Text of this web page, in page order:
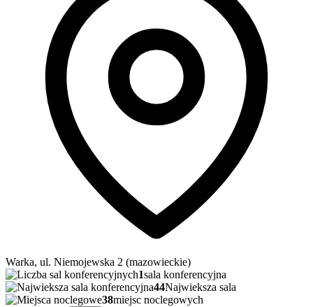
Warka, ul. Niemojewska 2 (mazowieckie)
1sala konferencyjna
44Najwieksza sala
38miejsc noclegowych